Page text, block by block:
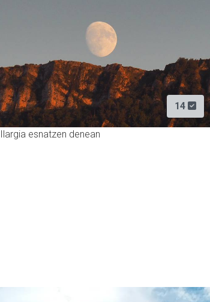
14
Ilargia esnatzen denean